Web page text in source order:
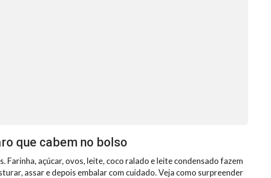
que cabem no bolso
Farinha, açúcar, ovos, leite, coco ralado e leite condensado fazem
assar e depois embalar com cuidado. Veja como surpreender